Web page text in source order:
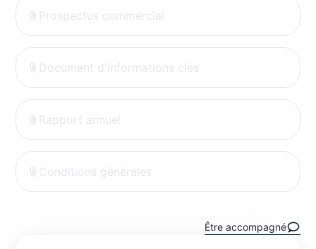
Prospectus commercial
Document d'informations clés
Rapport annuel
Conditions générales
Être accompagné